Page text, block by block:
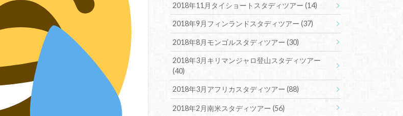
2018年11月タイショートスタディツアー(14)
2018年9月フィンランドスタディツアー(37)
2018年8月モンゴルスタディツアー(30)
2018年3月キリマンジャロ登山スタディツアー
(40)
2018年3月アフリカスタディツアー(88)
2018年2月南米スタディツアー(56)